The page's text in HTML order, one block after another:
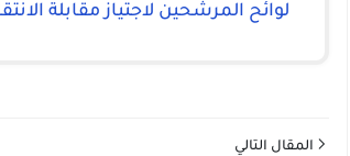
لوائح المرشحين لاجتياز مقابلة
المقال التالي